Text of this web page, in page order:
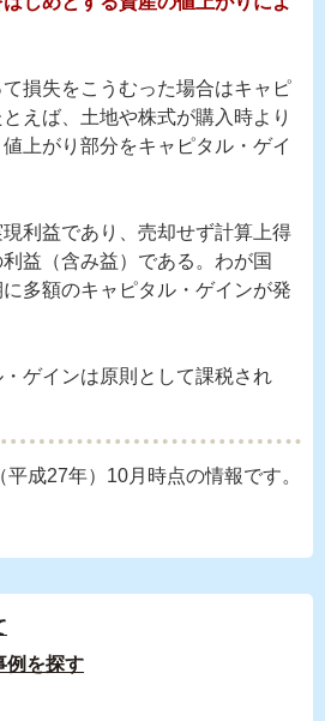
損失をこうむった場合はキャピ
えば、土地や株式が購入時より
上がり部分をキャピタル・ゲイ
利益であり、売却せず計算上得
益（含み益）である。わが国
多額のキャピタル・ゲインが発
ゲインは原則として課税され
成27年）10月時点の情報です。
例を探す